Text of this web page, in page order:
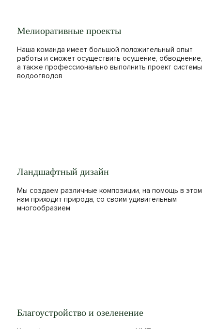
Мелиоративные проекты
Наша команда имеет большой положительный опыт
работы и сможет осуществить осушение, обводнение,
а также профессионально выполнить проект системы
водоотводов
Ландшафтный дизайн
Мы создаем различные композиции, на помощь в этом
нам приходит природа, со своим удивительным
многообразием
Благоустройство и озеленение